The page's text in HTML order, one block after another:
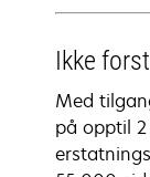
Ikke
Med
på opptil